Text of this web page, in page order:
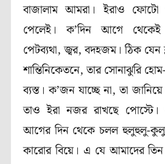
বাজালাম আমরা। ইরাও
পেলেই। ক’দিন আগে
পেটব্যথা, জ্বর, বদহজম। ঠিক যেন
শান্তিনিকেতনে, তার সোনাঝুরি
ব্যস্ত। ক’জন যাচ্ছে না, তা
তাও ইরা নজর রাখছে
আগের দিন থেকে চলল হুলুহুলু-
কারোর বিয়ে। এ যে আমাদের